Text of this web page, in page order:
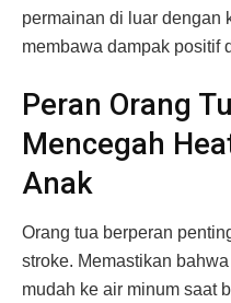
permainan di luar dengan
membawa dampak positif
Peran Orang
Mencegah
Anak
Orang tua berperan
stroke. Memastikan
mudah ke air minum saat